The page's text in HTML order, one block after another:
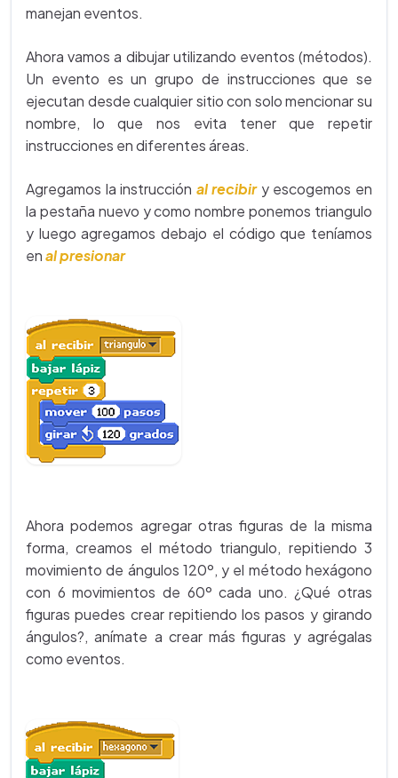
manejan eventos.
Ahora vamos a dibujar utilizando eventos (métodos).
Un evento es un grupo de instrucciones que se
ejecutan desde cualquier sitio con solo mencionar su
nombre, lo que nos evita tener que repetir
instrucciones en diferentes áreas.
Agregamos la instrucción al recibiry escogemos en
la pestaña nuevo y como nombre ponemos triangulo
y luego agregamos debajo el código que teníamos
enal presionar
Ahora podemos agregar otras figuras de la misma
forma, creamos el método triangulo, repitiendo 3
movimiento de ángulos 120º, y el método hexágono
con 6 movimientos de 60º cada uno. ¿Qué otras
figuras puedes crear repitiendo los pasos y girando
ángulos?, anímate a crear más figuras y agrégalas
como eventos.